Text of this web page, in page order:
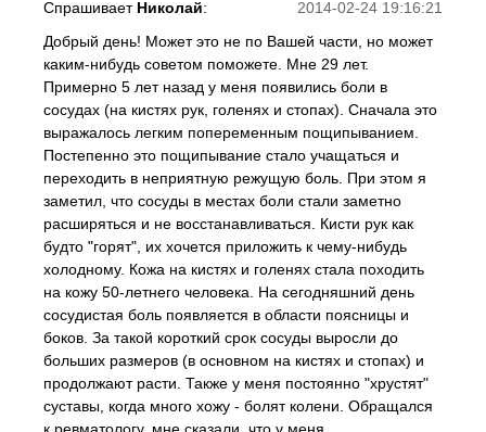
2014-02-24 19:16:21
Спрашивает Николай:
Добрый день! Может это не по Вашей части, но может
каким-нибудь советом поможете. Мне 29 лет.
Примерно 5 лет назад у меня появились боли в
сосудах (на кистях рук, голенях и стопах). Сначала это
выражалось легким попеременным пощипыванием.
Постепенно это пощипывание стало учащаться и
переходить в неприятную режущую боль. При этом я
заметил, что сосуды в местах боли стали заметно
расширяться и не восстанавливаться. Кисти рук как
будто "горят", их хочется приложить к чему-нибудь
холодному. Кожа на кистях и голенях стала походить
на кожу 50-летнего человека. На сегодняшний день
сосудистая боль появляется в области поясницы и
боков. За такой короткий срок сосуды выросли до
больших размеров (в основном на кистях и стопах) и
продолжают расти. Также у меня постоянно "хрустят"
суставы, когда много хожу - болят колени. Обращался